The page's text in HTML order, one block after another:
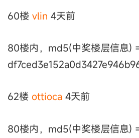
60楼 vlin 4天前
80楼内，md5(中奖楼层信息)
62楼 ottioca 4天前
80楼内，md5(中奖楼层信息)